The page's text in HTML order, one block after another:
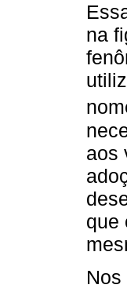
na
aos
que